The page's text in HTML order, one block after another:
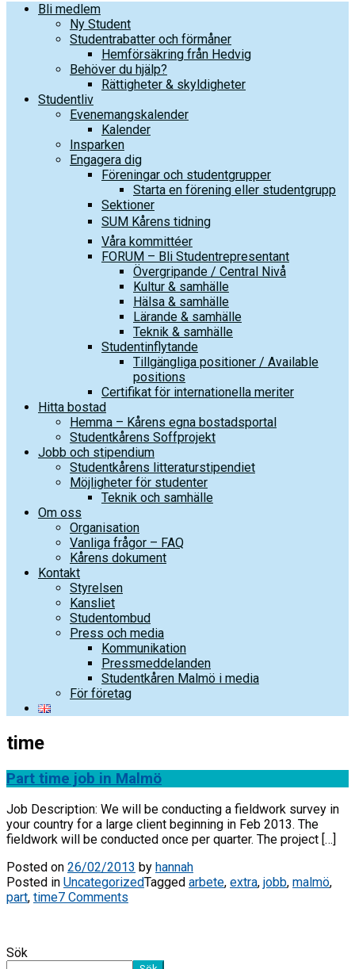
Bli medlem
Ny Student
Studentrabatter och förmåner
Hemförsäkring från Hedvig
Behöver du hjälp?
Rättigheter & skyldigheter
Studentliv
Evenemangskalender
Kalender
Insparken
Engagera dig
Föreningar och studentgrupper
Starta en förening eller studentgrupp
Sektioner
SUM Kårens tidning
Våra kommittéer
FORUM – Bli Studentrepresentant
Övergripande / Central Nivå
Kultur & samhälle
Hälsa & samhälle
Lärande & samhälle
Teknik & samhälle
Studentinflytande
Tillgängliga positioner / Available
positions
Certifikat för internationella meriter
Hitta bostad
Hemma – Kårens egna bostadsportal
Studentkårens Soffprojekt
Jobb och stipendium
Studentkårens litteraturstipendiet
Möjligheter för studenter
Teknik och samhälle
Om oss
Organisation
Vanliga frågor – FAQ
Kårens dokument
Kontakt
Styrelsen
Kansliet
Studentombud
Press och media
Kommunikation
Pressmeddelanden
Studentkåren Malmö i media
För företag
time
Part time job in Malmö
Job Description: We will be conducting a fieldwork survey in
your country for a large client beginning in Feb 2013. The
fieldwork will be conducted once per quarter. The project […]
Posted on 26/02/2013 by hannah
Posted in UncategorizedTagged arbete, extra, jobb, malmö,
part, time7 Comments
Sök